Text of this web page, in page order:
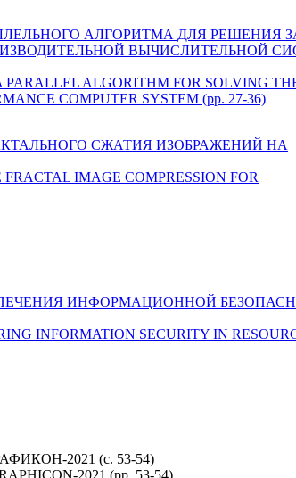
АЛГОРИТМА ДЛЯ РЕШЕНИЯ
ВЫЧИСЛИТЕЛЬНОЙ
PARALLEL ALGORITHM FOR SOLVING
COMPUTER SYSTEM (pp. 27-36)
СЖАТИЯ ИЗОБРАЖЕНИЙ НА
IMAGE COMPRESSION FOR
ИНФОРМАЦИОННОЙ
INFORMATION SECURITY IN
2021 (с. 53-54)
2021 (pp. 53-54)